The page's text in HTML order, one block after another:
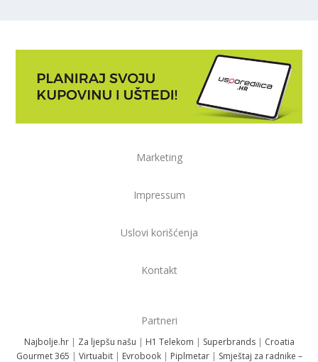
Marketing
Impressum
Uslovi korišćenja
Kontakt
Partneri
Najbolje.hr| Za ljepšu našu | H1 Telekom | Superbrands| Croatia
Gourmet 365 | Virtuabit| Evrobook| Piplmetar| Smještaj za radnike –